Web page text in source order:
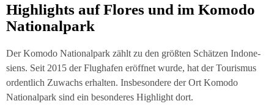
High­lights auf Flo­res und im Komo­do
Nationalpark
Der Komo­do Natio­nal­park zählt zu den größ­ten Schät­zen Indo­ne­
si­ens. Seit 2015 der Flug­ha­fen eröff­net wur­de, hat der Tou­ris­mus
ordent­lich Zuwachs erhal­ten. Ins­be­son­de­re der Ort Komo­do
Natio­nal­park sind ein beson­de­res High­light dort.